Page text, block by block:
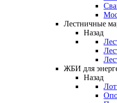
Лестничные
Назад
ЖБИ для
Назад